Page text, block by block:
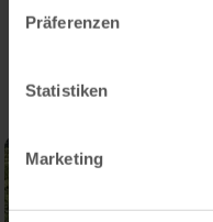
Präferenzen
Statistiken
Marketing